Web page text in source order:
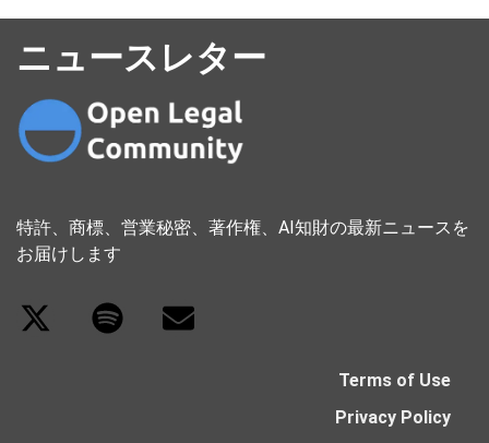
ニュースレター
特許、商標、営業秘密、著作権、AI知財の最新ニュースを
お届けします
Terms of Use
Privacy Policy